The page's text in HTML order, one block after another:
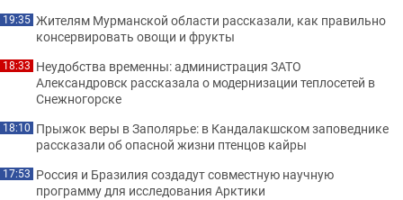
19:35 Жителям Мурманской области рассказали, как правильно
консервировать овощи и фрукты
18:33 Неудобства временны: администрация ЗАТО
Александровск рассказала о модернизации теплосетей в
Снежногорске
18:10 Прыжок веры в Заполярье: в Кандалакшском заповеднике
рассказали об опасной жизни птенцов кайры
17:53 Россия и Бразилия создадут совместную научную
программу для исследования Арктики